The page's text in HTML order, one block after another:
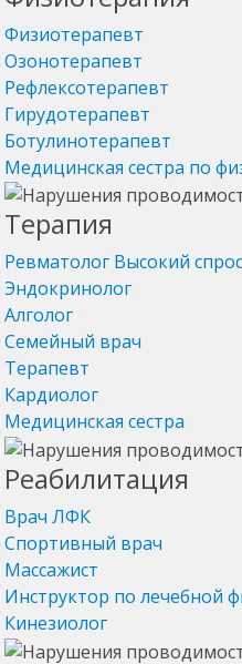
Физиотерапевт
Озонотерапевт
Рефлексотерапевт
Гирудотерапевт
Ботулинотерапевт
Медицинская сестра по
Терапия
Ревматолог Высокий спрос
Эндокринолог
Алголог
Семейный врач
Терапевт
Кардиолог
Медицинская сестра
Реабилитация
Врач ЛФК
Спортивный врач
Массажист
Инструктор по лечебной
Кинезиолог